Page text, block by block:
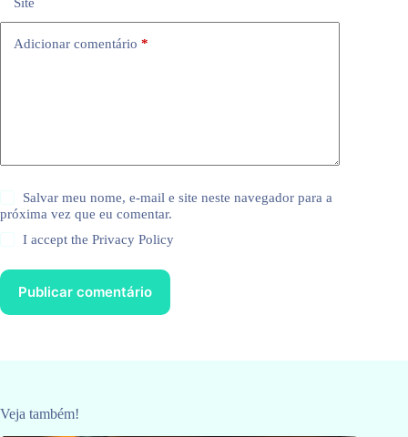
Site
Adicionar comentário *
Salvar meu nome, e-mail e site neste navegador para a
próxima vez que eu comentar.
I accept thePrivacy Policy
Publicar comentário
Veja também!